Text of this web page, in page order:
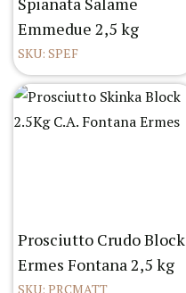
Emmedue 2,5 kg
SKU: SPEF
Prosciutto Crudo Block
Ermes Fontana 2,5 kg
SKU: PRCMATT